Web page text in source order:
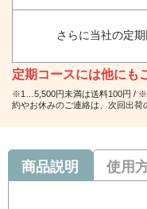
さらに当社の定
定期コースには他にも
※1…5,500円未満は送料100円 /
約やお休みのご連絡は、次回出荷
商品説明 使用